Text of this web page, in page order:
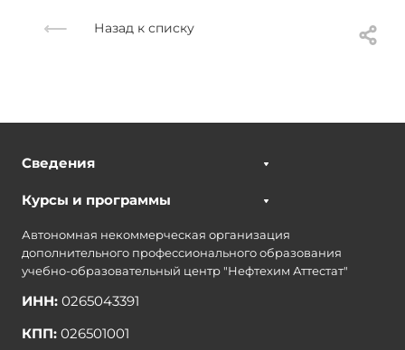
Назад к списку
Сведения
Курсы и программы
Автономная некоммерческая организация
дополнительного профессионального образования
учебно-образовательный центр "Нефтехим Аттестат"
ИНН: 0265043391
КПП: 026501001